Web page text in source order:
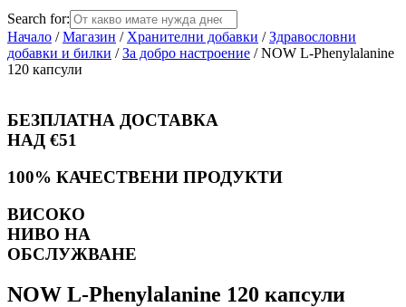
Search for:
Начало /Магазин / Хранителни добавки /Здравословни
добавки и билки /За добро настроение / NOW L-Phenylalanine
120 капсули
БЕЗПЛАТНА ДОСТАВКА
НАД €51
100% КАЧЕСТВЕНИ ПРОДУКТИ
ВИСОКО
НИВО НА
ОБСЛУЖВАНЕ
NOW L-Phenylalanine 120 капсули